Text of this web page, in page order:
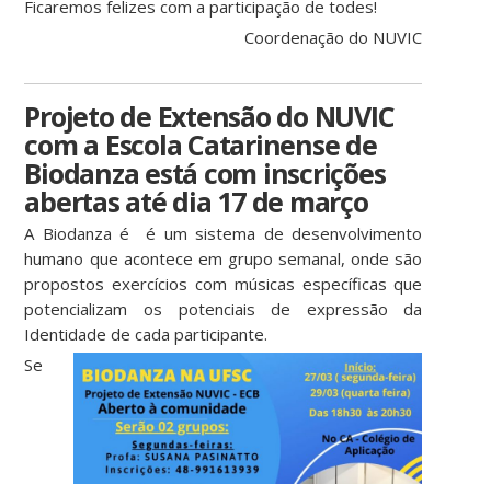
Ficaremos felizes com a participação de todes!
Coordenação do NUVIC
Projeto de Extensão do NUVIC
com a Escola Catarinense de
Biodanza está com inscrições
abertas até dia 17 de março
A Biodanza é é um sistema de desenvolvimento
humano que acontece em grupo semanal, onde são
propostos exercícios com músicas específicas que
potencializam os potenciais de expressão da
Identidade de cada participante.
Se